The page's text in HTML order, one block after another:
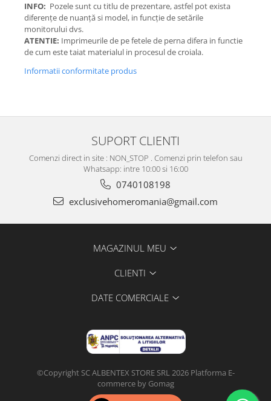
INFO: Pozele sunt cu titlu de prezentare, astfel pot exista
diferențe de nuanță si model, in funcție de setările
monitorului dvs.
ATENTIE: Imprimeurile de pe fetele de perna difera in functie
de cum este taiat materialul in procesul de croiala.
Informatii conformitate produs
SUPORT CLIENTI
Comenzi direct in site : NON_STOP . Comenzi prin telefon sau
Whatsapp: intre 10:00 si 16:00
0740108198
exclusivehomeromania@gmail.com
MAGAZINUL MEU
CLIENTI
DATE COMERCIALE
©Copyright SC ALBENTEX STORE SRL 2026 Platforma E-
commerce by Gomag